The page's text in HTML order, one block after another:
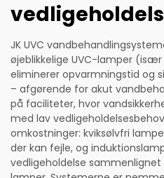
JK UVC
øjeblikkelige UVC-lamper
eliminerer opvarmningstid og
– afgørende for akut
på faciliteter, hvor
med lav
omkostninger: kviksølvfri
der kan fejle, og
vedligeholdelse